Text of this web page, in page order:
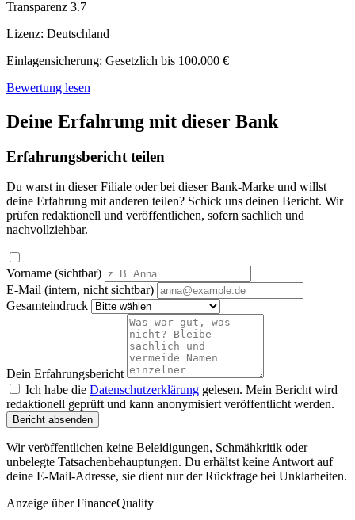
Transparenz 3.7
Lizenz: Deutschland
Einlagensicherung: Gesetzlich bis 100.000 €
Bewertung lesen
Deine Erfahrung mit dieser Bank
Erfahrungsbericht teilen
Du warst in dieser Filiale oder bei dieser Bank-Marke und willst
deine Erfahrung mit anderen teilen? Schick uns deinen Bericht. Wir
prüfen redaktionell und veröffentlichen, sofern sachlich und
nachvollziehbar.
Vorname (sichtbar)
E-Mail (intern, nicht sichtbar)
Gesamteindruck
Dein Erfahrungsbericht
Ich habe die Datenschutzerklärung gelesen. Mein Bericht wird
redaktionell geprüft und kann anonymisiert veröffentlicht werden.
Bericht absenden
Wir veröffentlichen keine Beleidigungen, Schmähkritik oder
unbelegte Tatsachenbehauptungen. Du erhältst keine Antwort auf
deine E-Mail-Adresse, sie dient nur der Rückfrage bei Unklarheiten.
Anzeige über FinanceQuality